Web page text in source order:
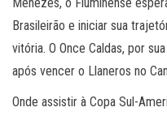
Brasileirão e iniciar sua
vitória. O Once Caldas, por
após vencer o Llaneros no
Onde assistir à Copa Sul-